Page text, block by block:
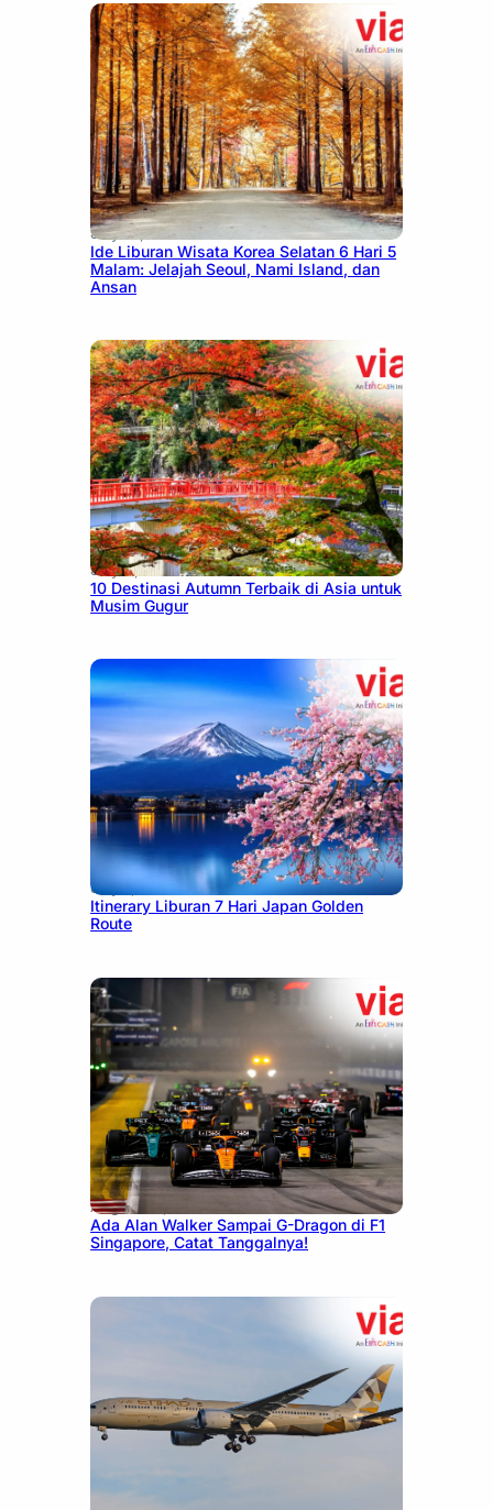
July 15, 2026
Ide Liburan Wisata Korea Selatan 6 Hari 5
Malam: Jelajah Seoul, Nami Island, dan
Ansan
July 9, 2026
10 Destinasi Autumn Terbaik di Asia untuk
Musim Gugur
July 7, 2026
Itinerary Liburan 7 Hari Japan Golden
Route
August 13, 2025
Ada Alan Walker Sampai G-Dragon di F1
Singapore, Catat Tanggalnya!